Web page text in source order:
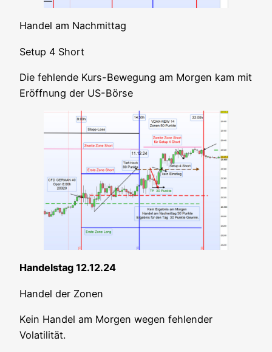
Han­del am Nachmittag
Set­up 4 Short
Die feh­len­de Kurs-Bewe­gung am Mor­gen kam mit
Eröff­nung der US-Börse
Han­dels­tag 12.12.24
Han­del der Zonen
Kein Han­del am Mor­gen wegen feh­len­der
Volatilität.